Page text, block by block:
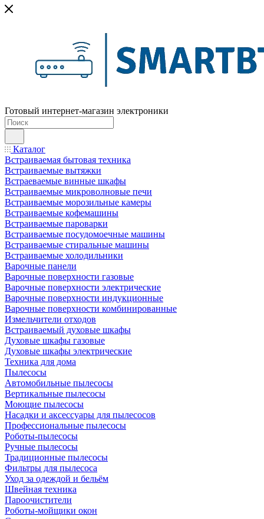
Готовый интернет-магазин электроники
Каталог
Встраиваемая бытовая техника
Встраиваемые вытяжки
Встраеваемые винные шкафы
Встраиваемые микроволновые печи
Встраиваемые морозильные камеры
Встраиваемые кофемашины
Встраиваемые пароварки
Встраиваемые посудомоечные машины
Встраиваемые стиральные машины
Встраиваемые холодильники
Варочные панели
Варочные поверхности газовые
Варочные поверхности электрические
Варочные поверхности индукционные
Варочные поверхности комбинированные
Измельчители отходов
Встраиваемый духовые шкафы
Духовые шкафы газовые
Духовые шкафы электрические
Техника для дома
Пылесосы
Автомобильные пылесосы
Вертикальные пылесосы
Моющие пылесосы
Насадки и аксессуары для пылесосов
Профессиональные пылесосы
Роботы-пылесосы
Ручные пылесосы
Традиционные пылесосы
Фильтры для пылесоса
Уход за одеждой и бельём
Швейная техника
Пароочистители
Роботы-мойщики окон